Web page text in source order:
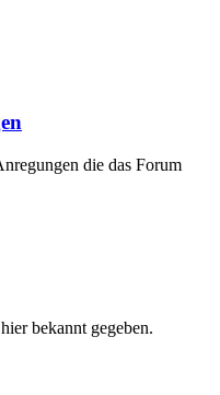
die das Forum
bekannt gegeben.